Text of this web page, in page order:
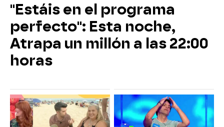
"Estáis en el programa
perfecto": Esta noche,
Atrapa un millón a las 22:00
horas